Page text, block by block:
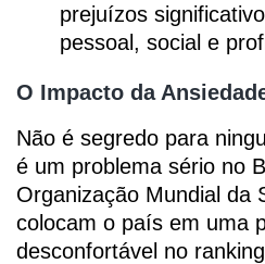
prejuízos
pessoal, social e
O Impacto da
Não é segredo para
é um problema sério no
Organização Mundial da
colocam o país em uma
desconfortável no